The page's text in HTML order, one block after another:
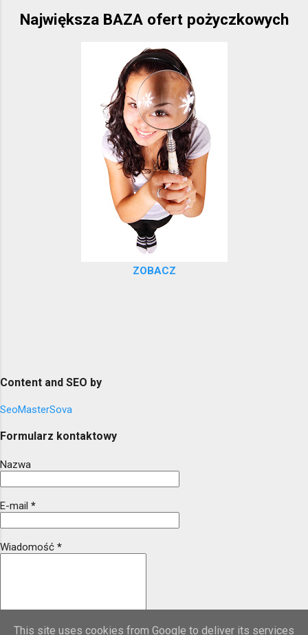
Największa BAZA ofert pożyczkowych
ZOBACZ
Content and SEO by
SeoMasterSova
Formularz kontaktowy
Nazwa
E-mail *
Wiadomość *
This site uses cookies from Google to deliver its services